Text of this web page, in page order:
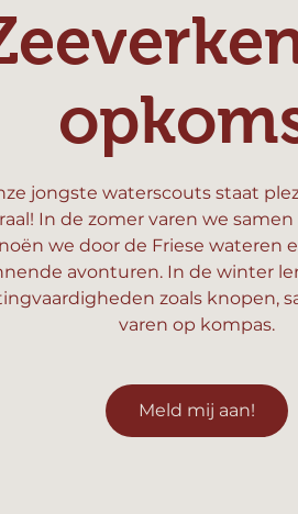
jongste waterscouts staat
In de zomer varen we
we door de Friese wateren
avonturen. In de winter
zoals knopen,
varen op kompas.
Meld mij aan!